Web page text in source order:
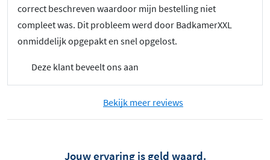
correct beschreven waardoor mijn bestelling niet
compleet was. Dit probleem werd door BadkamerXXL
onmiddelijk opgepakt en snel opgelost.
Deze klant beveelt ons aan
Bekijk meer reviews
Jouw ervaring is geld waard.